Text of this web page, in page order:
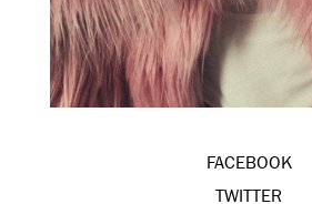
FACEBOOK
TWITTER